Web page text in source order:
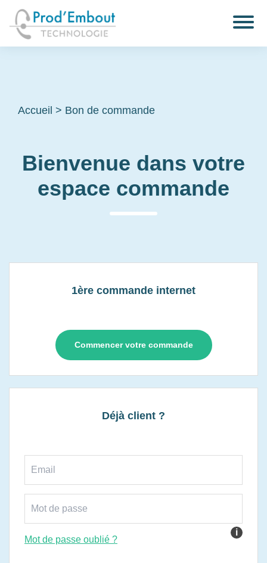
Accueil > Bon de commande
Bienvenue dans votre
espace commande
1ère commande internet
Commencer votre commande
Déjà client ?
i
Mot de passe oublié ?